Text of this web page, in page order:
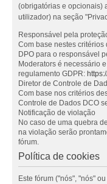
(obrigatórias e opcionais)
utilizador) na seção
Responsável pela
Com base nestes critérios
DPO para o responsável
Moderators é necessário
regulamento GDPR:
Diretor de Controle de
Com base nos critérios
Controle de Dados DCO
Notificação de violação
No caso de uma quebra
na violação serão
fórum.
Política de cookies
Este fórum ("nós", "nós"